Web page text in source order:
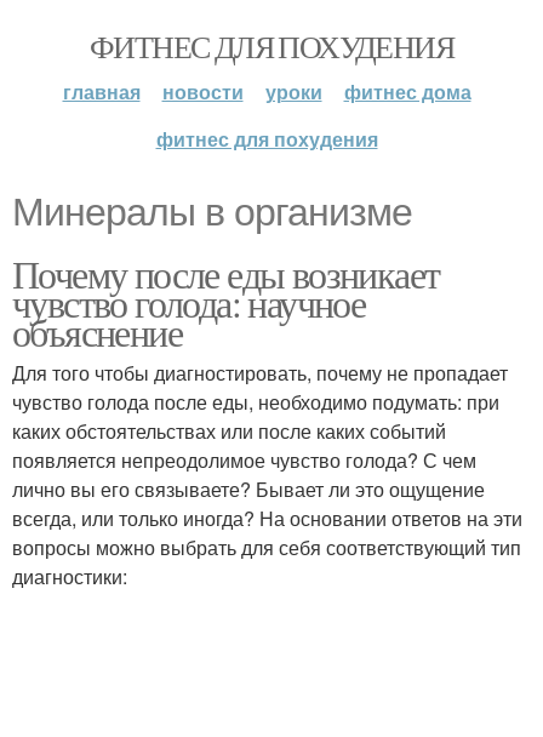
ФИТНЕС ДЛЯ ПОХУДЕНИЯ
главная новости уроки
фитнес дома
фитнес для похудения
Минералы в организме
Почему после еды возникает
чувство голода: научное
объяснение
Для того чтобы диагностировать, почему не пропадает
чувство голода после еды, необходимо подумать: при
каких обстоятельствах или после каких событий
появляется непреодолимое чувство голода? С чем
лично вы его связываете? Бывает ли это ощущение
всегда, или только иногда? На основании ответов на эти
вопросы можно выбрать для себя соответствующий тип
диагностики: